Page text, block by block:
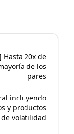
Hasta 20x de
de los
pares
incluyendo
y productos
de volatilidad